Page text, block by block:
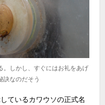
。しかし、すぐにはお礼をあげ
訣なのだそう
ているカワウソの正式名